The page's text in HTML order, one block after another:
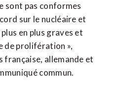
sont pas conformes
sur le nucléaire et
en plus graves et
de prolifération »,
française, allemande et
commun.